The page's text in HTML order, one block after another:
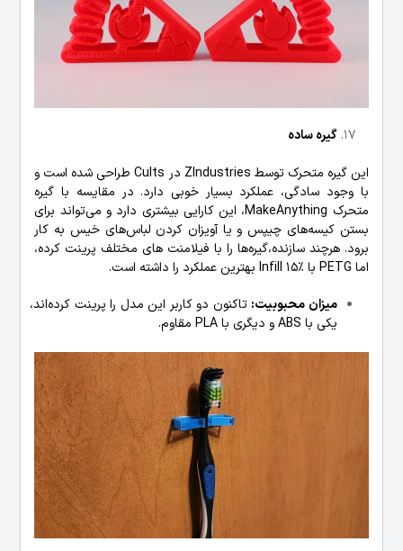
گیره ساده
این گیره متحرک توسط ZIndustries در Cults طراحی شده است و
با وجود سادگی، عملکرد بسیار خوبی دارد. در مقایسه با گیره
متحرک MakeAnything، این کارایی بیشتری دارد و می‌تواند برای
بستن کیسه‌های چیپس و یا آویزان کردن لباس‌های خیس به کار
برود. هرچند سازنده،گیره‌ها را با فیلامنت های مختلف پرینت کرده،
اما PETG با Infill 15٪ بهترین عملکرد را داشته است.
میزان محبوبیت: تاکنون دو کاربر این مدل را پرینت کرده‌اند،
یکی با ABS و دیگری با PLA مقاوم.